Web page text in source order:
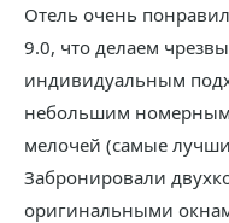
Отель очень
9.0, что делаем
индивидуальным
небольшим
мелочей (самые
Забронировали
оригинальными